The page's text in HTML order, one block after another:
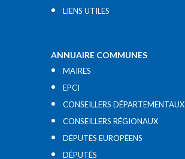
LIENS UTILES​
ANNUAIRE COMMUNES
MAIRES
EPCI
CONSEILLERS DÉPARTEMENTAUX
CONSEILLERS RÉGIONAUX
DÉPUTÉS EUROPÉENS
DÉPUTÉS